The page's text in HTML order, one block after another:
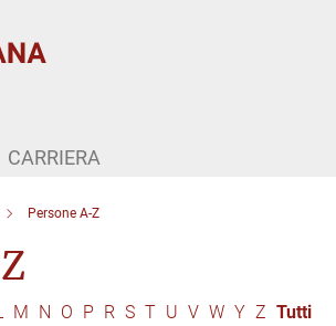
CARRIERA
Persone A-Z
M N O P R S T U V W Y Z Tutti